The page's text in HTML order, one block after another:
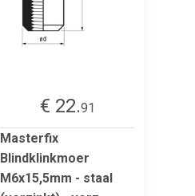
€ 22.91
Masterfix
Blindklinkmoer
M6x15,5mm - staal